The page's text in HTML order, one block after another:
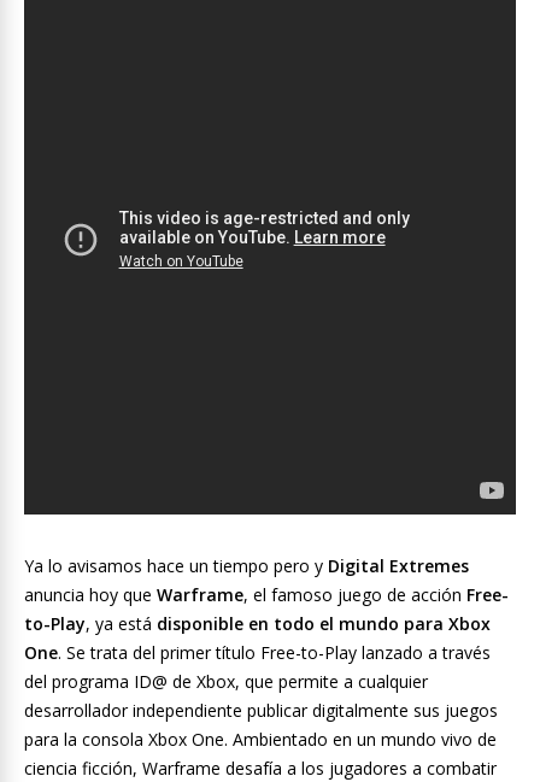
Ya lo avisamos hace un tiempo pero y Digital Extremes
anuncia hoy que Warframe, el famoso juego de acción Free-
to-Play, ya está disponible en todo el mundo para Xbox
One. Se trata del primer título Free-to-Play lanzado a través
del programa ID@ de Xbox, que permite a cualquier
desarrollador independiente publicar digitalmente sus juegos
para la consola Xbox One. Ambientado en un mundo vivo de
ciencia ficción, Warframe desafía a los jugadores a combatir